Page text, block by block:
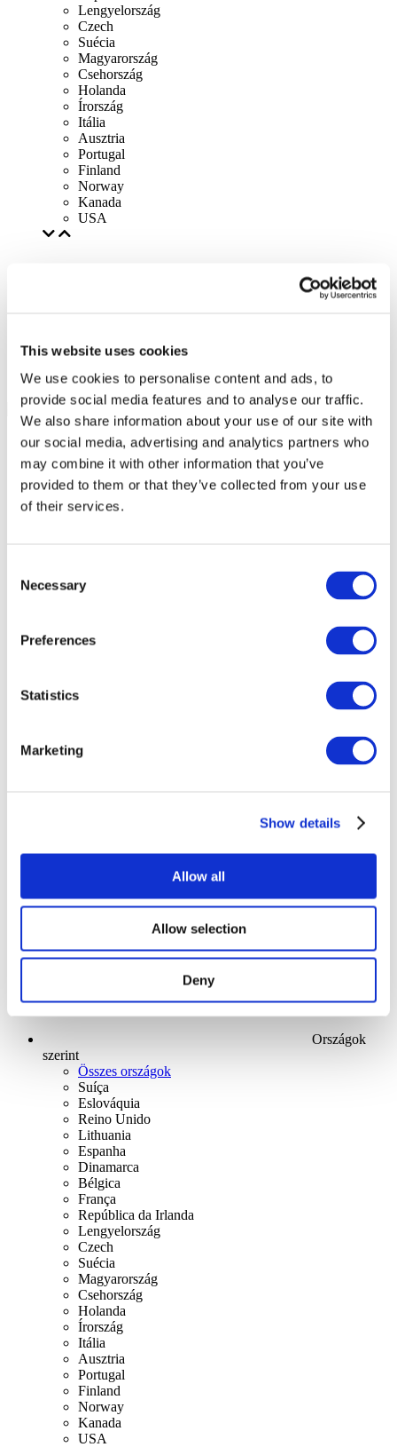
This website uses cookies
We use cookies to personalise content and ads, to
provide social media features and to analyse our traffic.
We also share information about your use of our site with
our social media, advertising and analytics partners who
may combine it with other information that you’ve
provided to them or that they’ve collected from your use
of their services.
Selection
Necessary
Preferences
Statistics
Marketing
Show details
Allow all
Allow selection
Deny
Lengyelország
Czech
Suécia
Magyarország
Csehország
Holanda
Írország
Itália
Ausztria
Portugal
Finland
Norway
Kanada
USA
Összes
Concertos
Országok
szerint
Összes országok
Suíça
Eslováquia
Reino Unido
Lithuania
Espanha
Dinamarca
Bélgica
França
República da Irlanda
Lengyelország
Czech
Suécia
Magyarország
Csehország
Holanda
Írország
Itália
Ausztria
Portugal
Finland
Norway
Kanada
USA